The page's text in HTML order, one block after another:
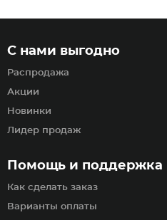
Помощь и поддержка
Как сделать заказ
Варианты оплаты
С нами выгодно
Распродажа
Акции
Новинки
Лидер продаж